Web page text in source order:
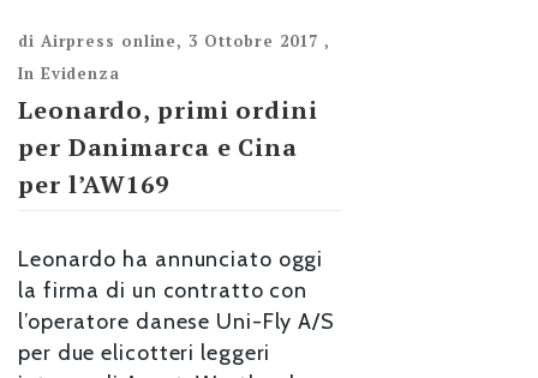
di Airpress online, 3 Ottobre 2017 ,
In Evidenza
Leonardo, primi ordini
per Danimarca e Cina
per l’AW169
Leonardo ha annunciato oggi
la firma di un contratto con
l’operatore danese Uni-Fly A/S
per due elicotteri leggeri